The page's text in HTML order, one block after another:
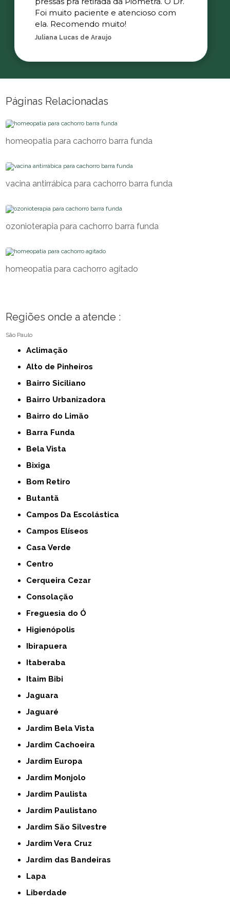
Foi muito paciente e atencioso com
ela. Recomendo muito!
Juliana Lucas de Araujo
Páginas Relacionadas
homeopatia para cachorro barra funda
vacina antirrábica para cachorro barra funda
ozonioterapia para cachorro barra funda
homeopatia para cachorro agitado
Regiões onde a atende :
São Paulo
Aclimação
Alto de Pinheiros
Bairro Siciliano
Bairro Urbanizadora
Bairro do Limão
Barra Funda
Bela Vista
Bixiga
Bom Retiro
Butantã
Campos Da Escolástica
Campos Elíseos
Casa Verde
Centro
Cerqueira Cezar
Consolação
Freguesia do Ó
Higienópolis
Ibirapuera
Itaberaba
Itaim Bibi
Jaguara
Jaguaré
Jardim Bela Vista
Jardim Cachoeira
Jardim Europa
Jardim Monjolo
Jardim Paulista
Jardim Paulistano
Jardim São Silvestre
Jardim Vera Cruz
Jardim das Bandeiras
Lapa
Liberdade